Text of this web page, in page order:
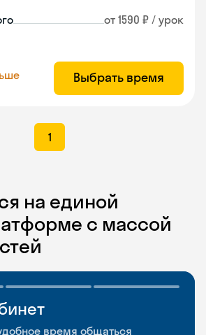
от 1590 ₽ / урок
Выбрать время
1
на единой
с массой
время общаться
клубы